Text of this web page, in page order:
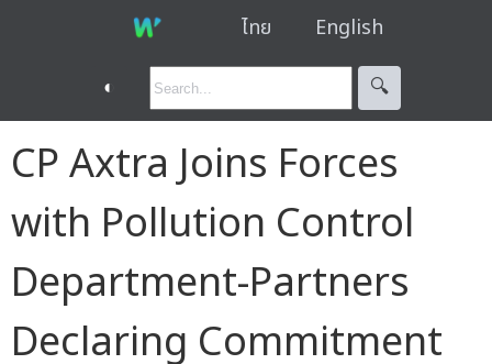
ไทย English
◐ 🔍︎
CP Axtra Joins Forces
with Pollution Control
Department-Partners
Declaring Commitment